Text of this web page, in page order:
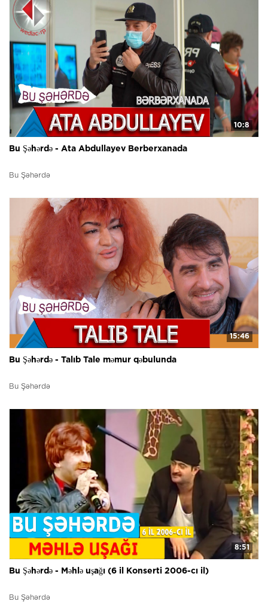
10:8
Bu Şəhərdə - Ata Abdullayev Berberxanada
Bu Şəhərdə
15:46
Bu Şəhərdə - Talıb Tale məmur qəbulunda
Bu Şəhərdə
8:51
Bu Şəhərdə - Məhlə uşağı (6 il Konserti 2006-cı il)
Bu Şəhərdə